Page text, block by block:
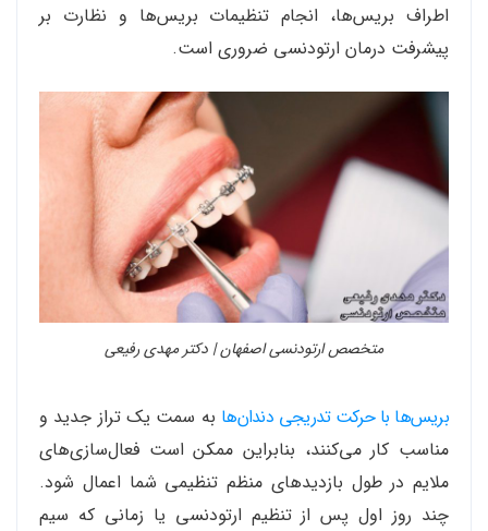
اطراف بریس‌ها، انجام تنظیمات بریس‌ها و نظارت بر
پیشرفت درمان ارتودنسی ضروری است.
متخصص ارتودنسی اصفهان | دکتر مهدی رفیعی
بریس‌ها با حرکت تدریجی دندان‌ها به سمت یک تراز جدید و
مناسب کار می‌کنند، بنابراین ممکن است فعال‌سازی‌های
ملایم در طول بازدیدهای منظم تنظیمی شما اعمال شود.
چند روز اول پس از تنظیم ارتودنسی یا زمانی که سیم